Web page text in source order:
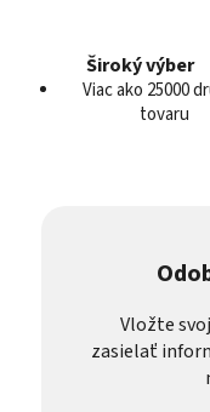
Široký výber
Viac ako 25000
tovaru
Vložte
zasielať